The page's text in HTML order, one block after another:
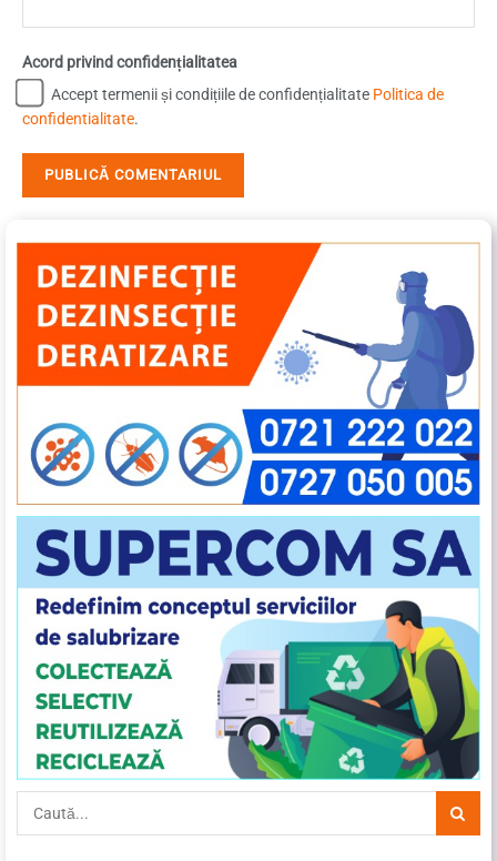
Acord privind confidențialitatea
Accept termenii și condițiile de confidențialitate Politica de
confidentialitate.